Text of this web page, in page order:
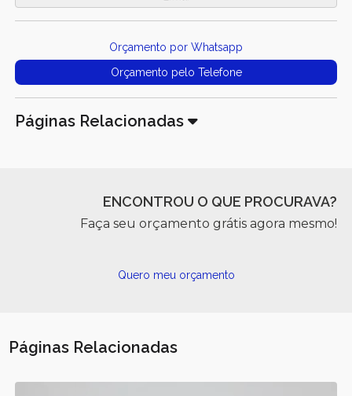
Orçamento por Whatsapp
Orçamento pelo Telefone
Páginas Relacionadas
ENCONTROU O QUE PROCURAVA?
Faça seu orçamento grátis agora mesmo!
Quero meu orçamento
Páginas Relacionadas